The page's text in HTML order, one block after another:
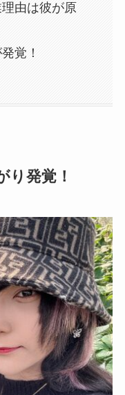
由は彼が原
覚！
り発覚！